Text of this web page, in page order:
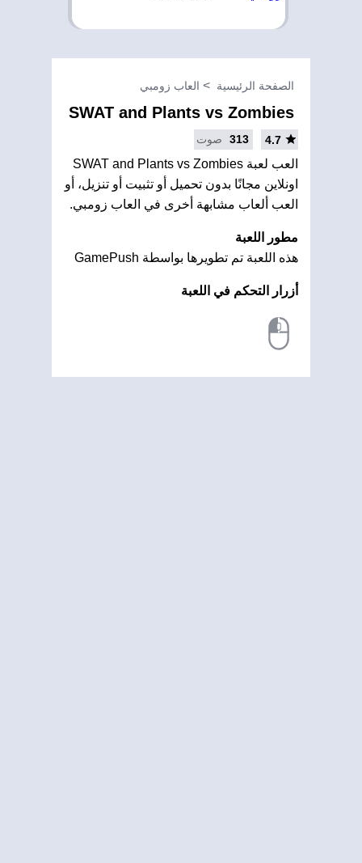
الصفحة الرئيسية العاب زومبي
SWAT and Plants vs Zombies
4.7
313 صوت
العب لعبة SWAT and Plants vs Zombies
اونلاين مجانًا بدون تحميل أو تثبيت أو تنزيل، أو
العب ألعاب مشابهة أخرى في العاب زومبي.
مطور اللعبة
هذه اللعبة تم تطويرها بواسطة GamePush
أزرار التحكم في اللعبة